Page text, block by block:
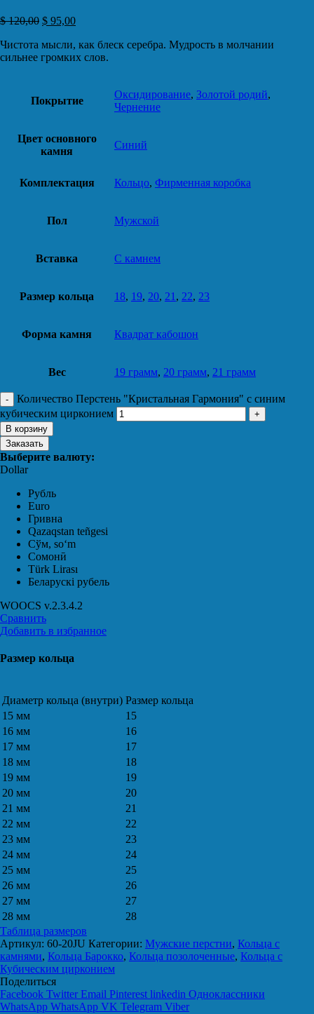
$120,00 $ 95,00
Чистота мысли, как блеск серебра. Мудрость в молчании
сильнее громких слов.
Покрытие
Оксидирование, Золотой родий,
Чернение
Цвет основного
камня
Синий
Комплектация Кольцо, Фирменная коробка
Пол Мужской
Вставка С камнем
Размер кольца 18, 19, 20, 21 , 22, 23
Форма камня Квадрат кабошон
Вес 19 грамм, 20 грамм, 21 грамм
Количество Перстень "Кристальная Гармония" с синим
кубическим цирконием
В корзину
Заказать
Выберите валюту:
Dollar
Рубль
Euro
Гривна
Qazaqstan teñgesi
Сўм, soʻm
Сомонӣ
Türk Lirası
Беларускі рубель
WOOCS v.2.3.4.2
Сравнить
Добавить в избранное
Размер кольца
Диаметр кольца (внутри) Размер кольца
15 мм
15
16 мм
16
17 мм
17
18 мм
18
19 мм
19
20 мм
20
21 мм
21
22 мм
22
23 мм
23
24 мм
24
25 мм
25
26 мм
26
27 мм
27
28 мм
28
Таблица размеров
Артикул: 60-20JU Категории: Мужские перстни, Кольца с
камнями, Кольца Барокко, Кольца позолоченные, Кольца с
Кубическим цирконием
Поделиться
Facebook Twitter Email Pinterest linkedin Одноклассники
WhatsApp WhatsApp VK Telegram Viber